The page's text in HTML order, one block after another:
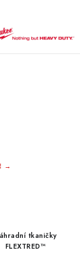
→
tkaničky
FLEXTRED™